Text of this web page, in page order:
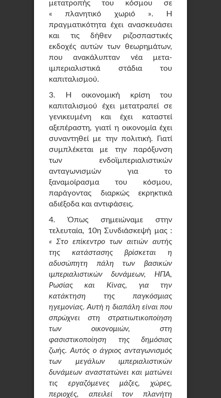
μετατροπής του κόσμου σε
« πλανητικό χωριό ». Η
πραγματικότητα έχει ανασκευάσει
και τις δήθεν ριζοσπαστικές
εκδοχές αυτών των θεωρημάτων,
που ανακάλυπταν νέα μετα-
ιμπεριαλιστικά στάδια του
καπιταλισμού.
3. Η οικονομική κρίση του
καπιταλισμού έχει μετατραπεί σε
γενικευμένη και έχει καταστεί
αξεπέραστη, γιατί η οικονομία έχει
συναντηθεί με την πολιτική. Γιατί
συμπλέκεται με την παρόξυνση
των ενδοϊμπεριαλιστικών
ανταγωνισμών για το
ξαναμοίρασμα του κόσμου,
παράγοντας διαρκώς εκρηκτικά
αδιέξοδα και αντιφάσεις.
4. Όπως σημειώναμε στην
τελευταία, 10η Συνδιάσκεψή μας :
« Στο επίκεντρο των αιτιών αυτής
της κατάστασης βρίσκεται η
αδυσώπητη πάλη των βασικών
ιμπεριαλιστικών δυνάμεων, ΗΠΑ,
Ρωσίας και Κίνας, για την
κατάκτηση της παγκόσμιας
ηγεμονίας. Αυτή η διαπάλη είναι που
σπρώχνει στη στρατιωτικοποίηση
των οικονομιών, στη
φασιστικοποίηση της δημόσιας
ζωής. Αυτός ο άγριος ανταγωνισμός
των μεγάλων ιμπεριαλιστικών
δυνάμεων αναστατώνει και ματώνει
τις εργαζόμενες μάζες, χώρες,
περιοχές, απειλεί τον πλανήτη